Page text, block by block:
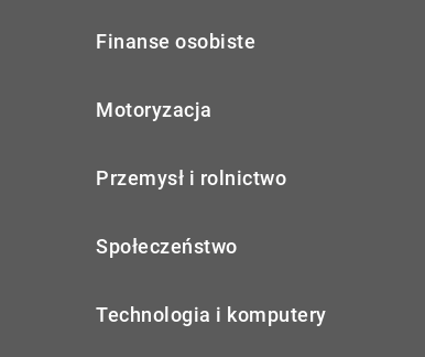
Finanse osobiste
Motoryzacja
Przemysł i rolnictwo
Społeczeństwo
Technologia i komputery